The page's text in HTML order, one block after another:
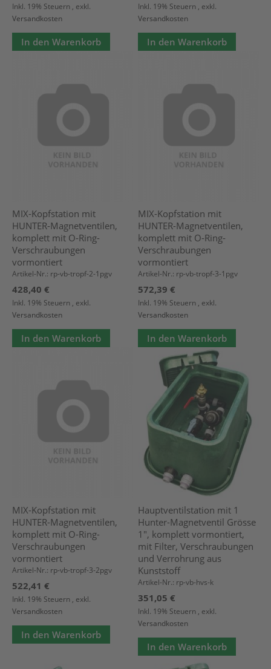
Inkl. 19% Steuern , exkl.
Versandkosten
In den Warenkorb
Inkl. 19% Steuern , exkl.
Versandkosten
In den Warenkorb
MIX-Kopfstation mit
HUNTER-Magnetventilen,
komplett mit O-Ring-
Verschraubungen
vormontiert
Artikel-Nr.: rp-vb-tropf-2-1pgv
428,40 €
Inkl. 19% Steuern , exkl.
Versandkosten
In den Warenkorb
MIX-Kopfstation mit
HUNTER-Magnetventilen,
komplett mit O-Ring-
Verschraubungen
vormontiert
Artikel-Nr.: rp-vb-tropf-3-1pgv
572,39 €
Inkl. 19% Steuern , exkl.
Versandkosten
In den Warenkorb
MIX-Kopfstation mit
HUNTER-Magnetventilen,
komplett mit O-Ring-
Verschraubungen
vormontiert
Artikel-Nr.: rp-vb-tropf-3-2pgv
522,41 €
Inkl. 19% Steuern , exkl.
Versandkosten
In den Warenkorb
Hauptventilstation mit 1
Hunter-Magnetventil Grösse
1", komplett vormontiert,
mit Filter, Verschraubungen
und Verrohrung aus
Kunststoff
Artikel-Nr.: rp-vb-hvs-k
351,05 €
Inkl. 19% Steuern , exkl.
Versandkosten
In den Warenkorb